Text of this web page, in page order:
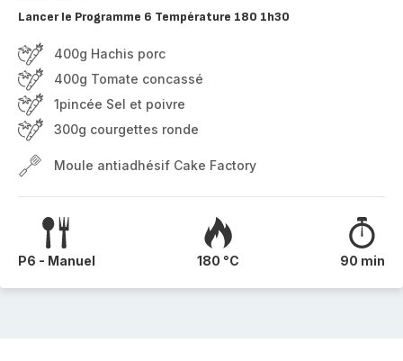
Lancer le Programme 6 Température 180 1h30
400g Hachis porc
400g Tomate concassé
1pincée Sel et poivre
300g courgettes ronde
Moule antiadhésif Cake Factory
P6 - Manuel 180 °C 90 min